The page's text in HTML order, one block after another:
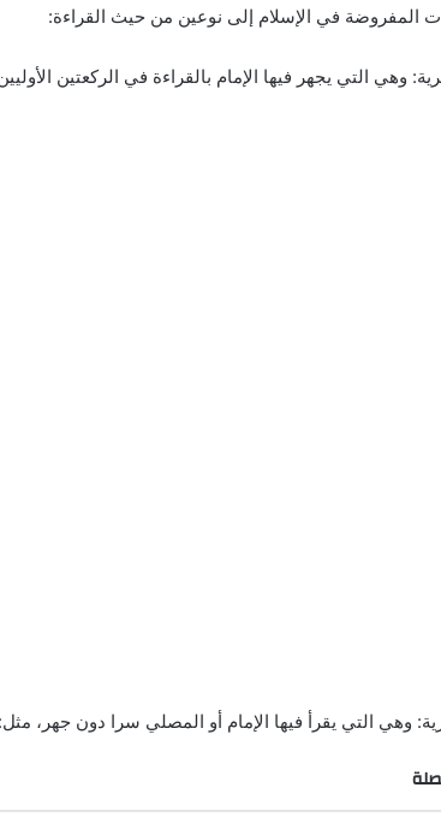
المفروضة في الإسلام إلى نوعين من حيث القراءة:
وهي التي يجهر فيها الإمام بالقراءة في الركعتين
وهي التي يقرأ فيها الإمام أو المصلي سرا دون جهر، مثل: